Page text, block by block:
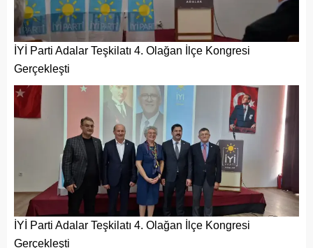
İYİ Parti Adalar Teşkilatı 4. Olağan İlçe Kongresi
Gerçekleşti
İYİ Parti Adalar Teşkilatı 4. Olağan İlçe Kongresi
Gerçekleşti